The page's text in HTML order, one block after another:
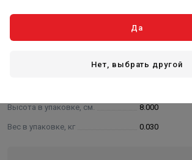
Характеристики
7.000
Высота в упаковке, см. 8.000
Вес в упаковке, кг 0.030
Да
Нет, выбрать другой